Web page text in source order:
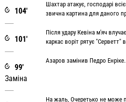
104'
Шахтар атакує, господарі
звична картина для даного
101'
Після удару Кевіна м'яч
каркас воріт рятує "Серветт"
99'
Заміна
Азаров замінив Педро Енріке.
На жаль, Очеретько не може